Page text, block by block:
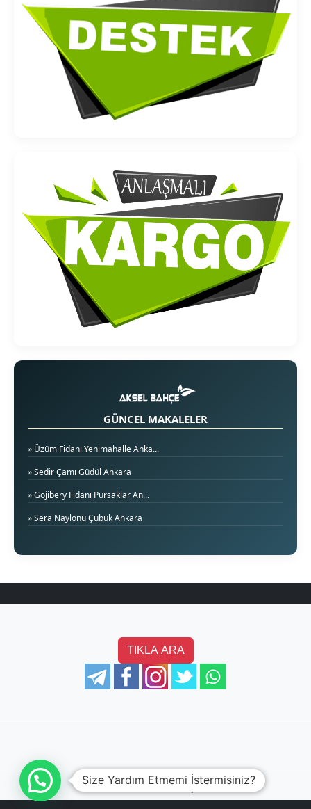
GÜNCEL MAKALELER
» Üzüm Fidanı Yenimahalle Anka...
» Sedir Çamı Güdül Ankara
» Gojibery Fidanı Pursaklar An...
» Sera Naylonu Çubuk Ankara
TIKLA ARA
©2026 Aksel Bahçe
Size Yardım Etmemi İstermisiniz?